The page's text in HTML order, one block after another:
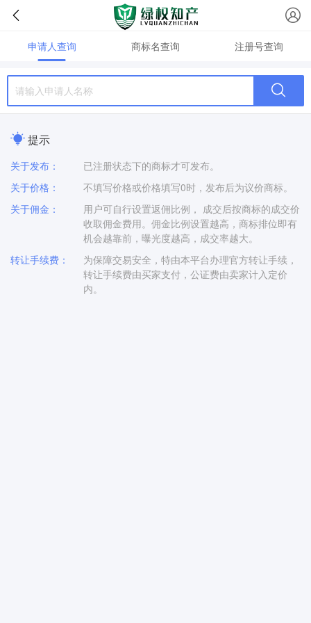
申请人查询 商标名查询 注册号查询
提示
关于发布：
已注册状态下的商标才可发布。
关于价格：
不填写价格或价格填写0时，发布后为议价商标。
关于佣金：
用户可自行设置返佣比例， 成交后按商标的成交价
收取佣金费用。佣金比例设置越高，商标排位即有
机会越靠前，曝光度越高，成交率越大。
转让手续费：
为保障交易安全，特由本平台办理官方转让手续，
转让手续费由买家支付，公证费由卖家计入定价
内。